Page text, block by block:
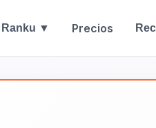
Ranku ▼ Precios